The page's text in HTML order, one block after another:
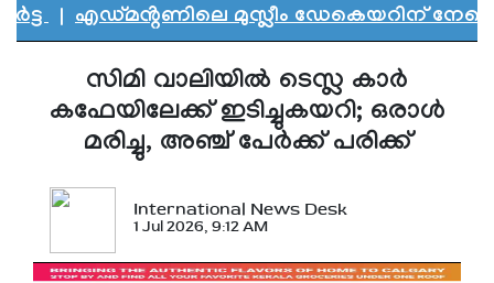
|എഡ്മൻ്റണിലെ മുസ്ലീം ഡേകെയറിന് നേരെ
സിമി വാലിയില്‍ ടെസ്ല കാര്‍
കഫേയിലേക്ക് ഇടിച്ചുകയറി; ഒരാള്‍
മരിച്ചു, അഞ്ച് പേര്‍ക്ക് പരിക്ക്
International News Desk
1 Jul 2026, 9:12 AM